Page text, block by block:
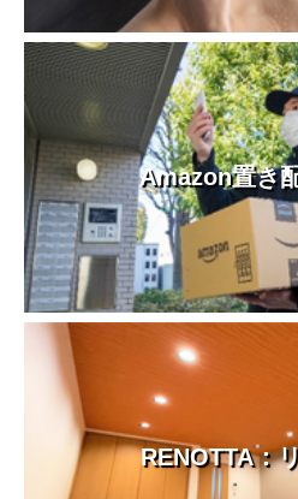
Amazon置き
RENOTTA：